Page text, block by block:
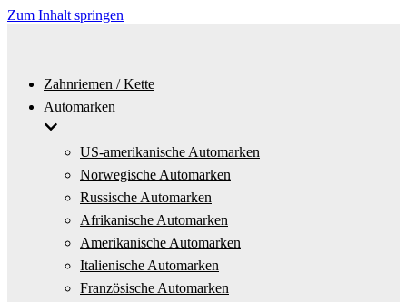
Zum Inhalt springen
Zahnriemen / Kette
Automarken
US-amerikanische Automarken
Norwegische Automarken
Russische Automarken
Afrikanische Automarken
Amerikanische Automarken
Italienische Automarken
Französische Automarken